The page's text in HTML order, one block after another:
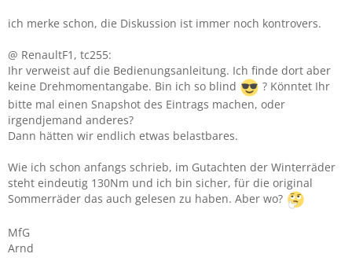
ich merke schon, die Diskussion ist immer noch kontrovers.
@ RenaultF1, tc255:
Ihr verweist auf die Bedienungsanleitung. Ich finde dort aber
keine Drehmomentangabe. Bin ich so blind
? Könntet Ihr
bitte mal einen Snapshot des Eintrags machen, oder
irgendjemand anderes?
Dann hätten wir endlich etwas belastbares.
Wie ich schon anfangs schrieb, im Gutachten der Winterräder
steht eindeutig 130Nm und ich bin sicher, für die original
Sommerräder das auch gelesen zu haben. Aber wo?
MfG
Arnd